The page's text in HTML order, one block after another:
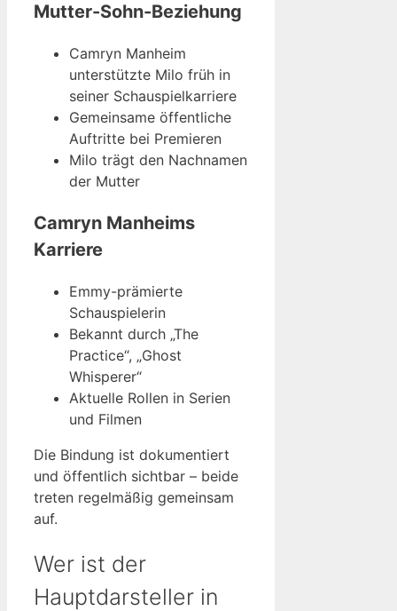
Mutter-Sohn-Beziehung
Camryn Manheim
unterstützte Milo früh in
seiner Schauspielkarriere
Gemeinsame öffentliche
Auftritte bei Premieren
Milo trägt den Nachnamen
der Mutter
Camryn Manheims
Karriere
Emmy-prämierte
Schauspielerin
Bekannt durch „The
Practice“, „Ghost
Whisperer“
Aktuelle Rollen in Serien
und Filmen
Die Bindung ist dokumentiert
und öffentlich sichtbar – beide
treten regelmäßig gemeinsam
auf.
Wer ist der
Hauptdarsteller in